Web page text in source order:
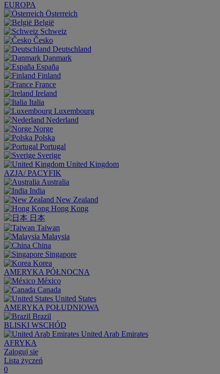
EUROPA
Österreich
België
Schweiz
Česko
Deutschland
Danmark
España
Finland
France
Ireland
Italia
Luxembourg
Nederland
Norge
Polska
Portugal
Sverige
United Kingdom
AZJA/ PACYFIK
Australia
India
New Zealand
Hong Kong
日本
Taiwan
Malaysia
China
Singapore
Korea
AMERYKA PÓŁNOCNA
México
Canada
United States
AMERYKA POŁUDNIOWA
Brazil
BLISKI WSCHÓD
United Arab Emirates
AFRYKA
Zaloguj się
Lista życzeń
0